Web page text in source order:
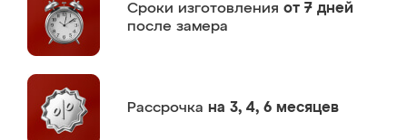
Сроки изготовления от 7 дней
после замера
Рассрочка на 3, 4, 6 месяцев